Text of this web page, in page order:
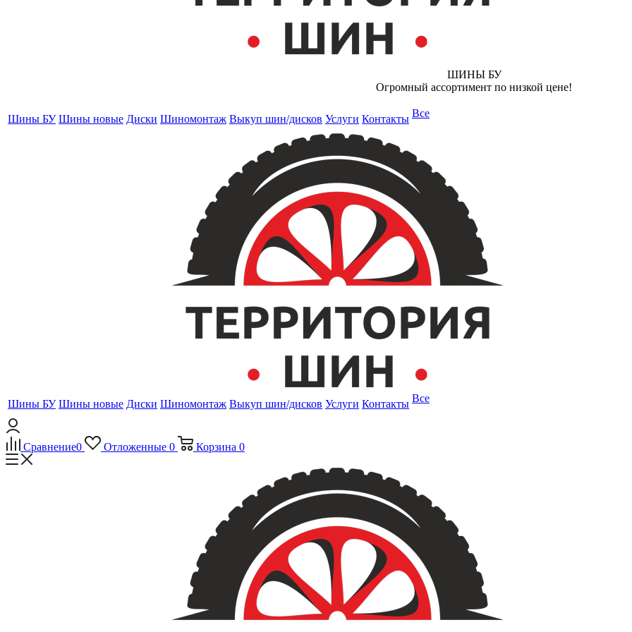
ШИНЫ БУ
Огромный ассортимент по низкой цене!
Шины БУ Шины новые Диски Шиномонтаж Выкуп шин/дисков Услуги Контакты Все
Шины БУ Шины новые Диски Шиномонтаж Выкуп шин/дисков Услуги Контакты Все
Сравнение0 Отложенные 0 Корзина 0